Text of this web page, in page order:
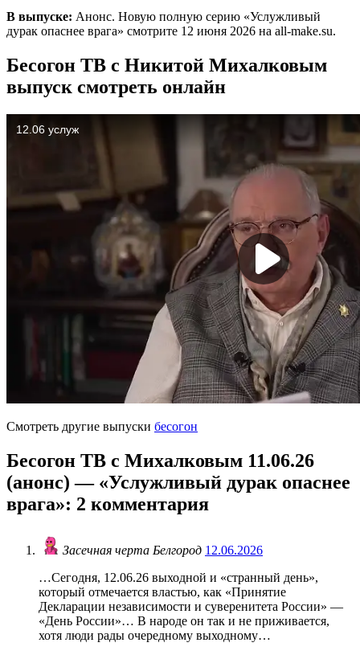
В выпуске: Анонс. Новую полную серию «Услужливый
дурак опаснее врага» смотрите 12 июня 2026 на all-make.su.
Бесогон ТВ с Никитой Михалковым
выпуск смотреть онлайн
Смотреть другие выпуски бесогон
Бесогон ТВ с Михалковым 11.06.26
(анонс) — «Услужливый дурак опаснее
врага»: 2 комментария
Засечная черта Белгород 12.06.2026
…Сегодня, 12.06.26 выходной и «странный день»,
который отмечается властью, как «Принятие
Декларации независимости и суверенитета России» —
«День России»… В народе он так и не приживается,
хотя люди рады очередному выходному…